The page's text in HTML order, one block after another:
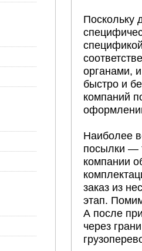
Поскольку
органами,
быстро и
компаний
Наиболее
посылки —
компании
заказ из
этап.
А после
через